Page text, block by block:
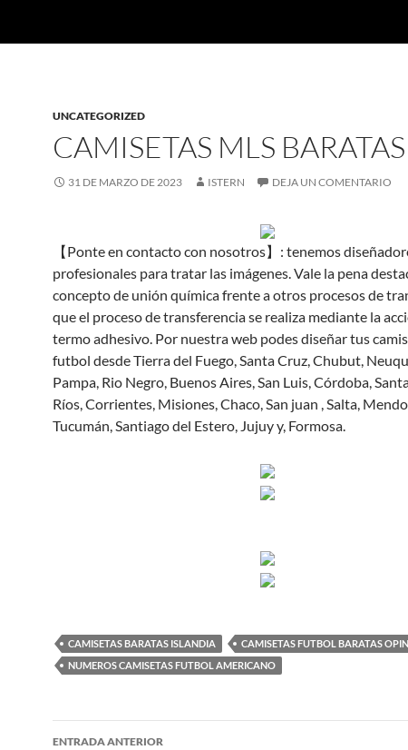
UNCATEGORIZED
CAMISETAS MLS BARATAS
31 DE MARZO DE 2023 ISTERN DEJA UN COMENTARIO
【Ponte en contacto con nosotros】: tenemos
profesionales para tratar las imágenes. Vale la pena
concepto de unión química frente a otros procesos de
que el proceso de transferencia se realiza mediante la
termo adhesivo. Por nuestra web podes diseñar tus
futbol desde Tierra del Fuego, Santa Cruz, Chubut,
Pampa, Rio Negro, Buenos Aires, San Luis, Córdoba,
Ríos, Corrientes, Misiones, Chaco, San juan , Salta,
Tucumán, Santiago del Estero, Jujuy y, Formosa.
CAMISETAS BARATAS ISLANDIA
CAMISETAS FUTBOL BARATAS
NUMEROS CAMISETAS FUTBOL AMERICANO
Navegación
ENTRADA ANTERIOR